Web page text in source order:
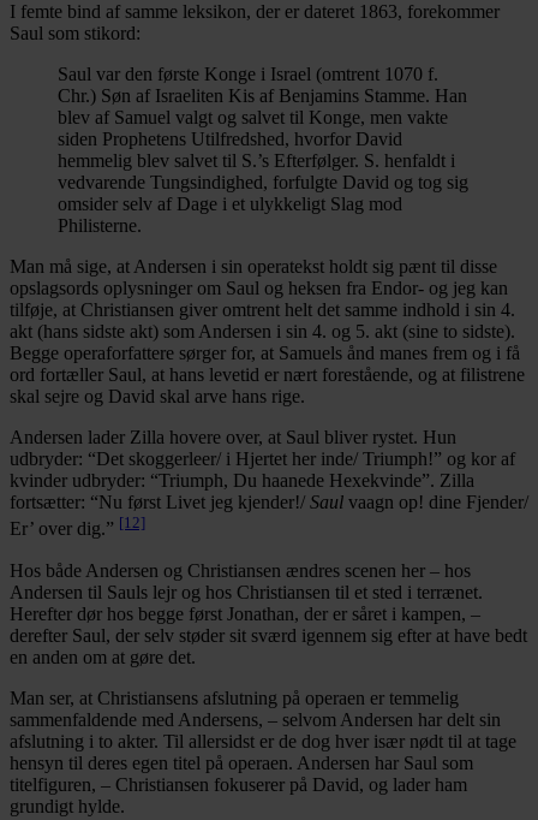
I femte bind af samme leksikon, der er dateret 1863, forekommer
Saul som stikord:
Saul var den første Konge i Israel (omtrent 1070 f.
Chr.) Søn af Israeliten Kis af Benjamins Stamme. Han
blev af Samuel valgt og salvet til Konge, men vakte
siden Prophetens Utilfredshed, hvorfor David
hemmelig blev salvet til S.’s Efterfølger. S. henfaldt i
vedvarende Tungsindighed, forfulgte David og tog sig
omsider selv af Dage i et ulykkeligt Slag mod
Philisterne.
Man må sige, at Andersen i sin operatekst holdt sig pænt til disse
opslagsords oplysninger om Saul og heksen fra Endor- og jeg kan
tilføje, at Christiansen giver omtrent helt det samme indhold i sin 4.
akt (hans sidste akt) som Andersen i sin 4. og 5. akt (sine to sidste).
Begge operaforfattere sørger for, at Samuels ånd manes frem og i få
ord fortæller Saul, at hans levetid er nært forestående, og at filistrene
skal sejre og David skal arve hans rige.
Andersen lader Zilla hovere over, at Saul bliver rystet. Hun
udbryder: “Det skoggerleer/ i Hjertet her inde/ Triumph!” og kor af
kvinder udbryder: “Triumph, Du haanede Hexekvinde”. Zilla
fortsætter: “Nu først Livet jeg kjender!/ Saul vaagn op! dine Fjender/
Er’ over dig.” [12]
Hos både Andersen og Christiansen ændres scenen her – hos
Andersen til Sauls lejr og hos Christiansen til et sted i terrænet.
Herefter dør hos begge først Jonathan, der er såret i kampen, –
derefter Saul, der selv støder sit sværd igennem sig efter at have bedt
en anden om at gøre det.
Man ser, at Christiansens afslutning på operaen er temmelig
sammenfaldende med Andersens, – selvom Andersen har delt sin
afslutning i to akter. Til allersidst er de dog hver især nødt til at tage
hensyn til deres egen titel på operaen. Andersen har Saul som
titelfiguren, – Christiansen fokuserer på David, og lader ham
grundigt hylde.